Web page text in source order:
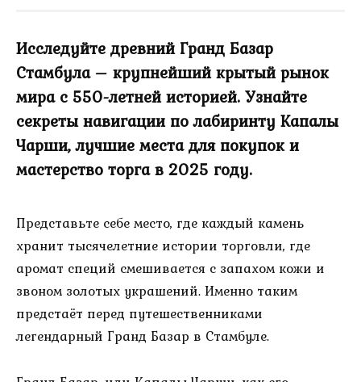
Исследуйте древний Гранд Базар
Стамбула – крупнейший крытый рынок
мира с 550-летней историей. Узнайте
секреты навигации по лабиринту Капалы
Чарши, лучшие места для покупок и
мастерство торга в 2025 году.
Представьте себе место, где каждый камень
хранит тысячелетние истории торговли, где
аромат специй смешивается с запахом кожи и
звоном золотых украшений. Именно таким
предстаёт перед путешественниками
легендарный Гранд Базар в Стамбуле.